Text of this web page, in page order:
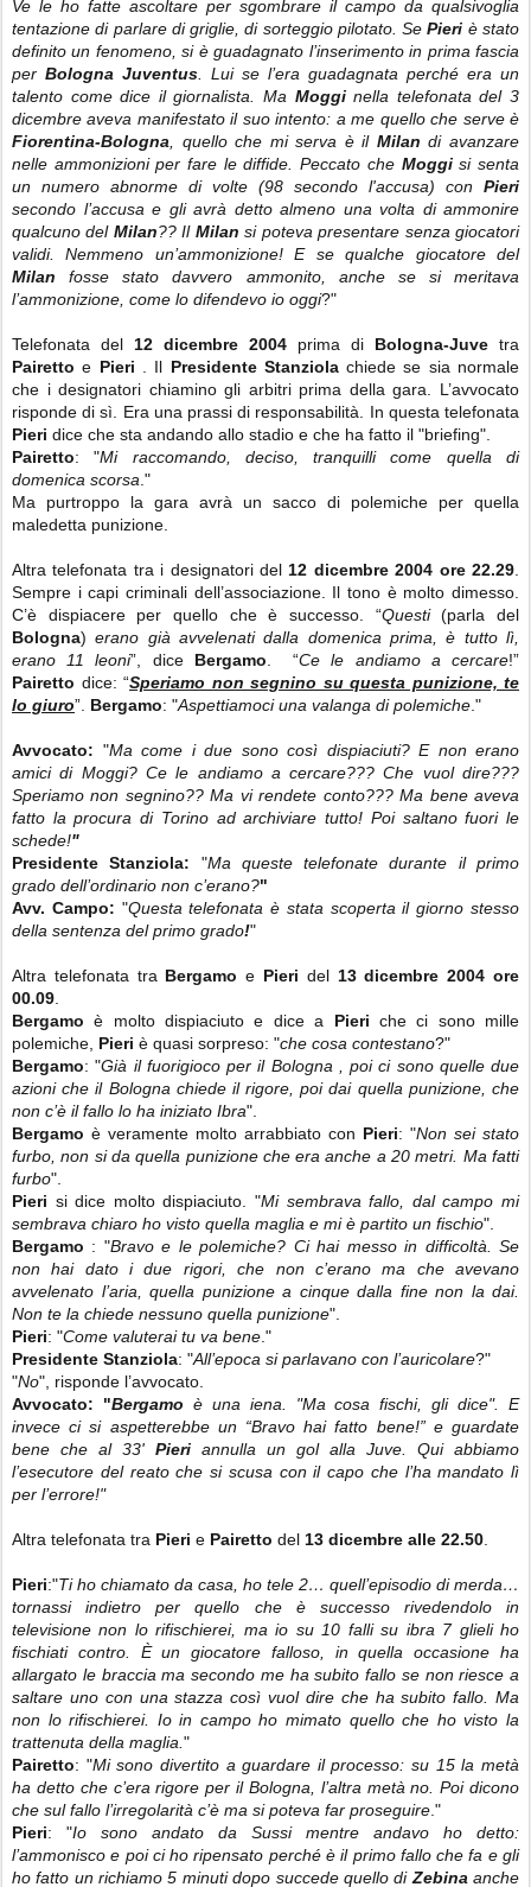
Ve le ho fatte ascoltare per sgombrare il campo da qualsivoglia
tentazione di parlare di griglie, di sorteggio pilotato. SePieri è stato
definito un fenomeno, si è guadagnato l’inserimento in prima fascia
per Bologna Juventus . Lui se l’era guadagnata perché era un
talento come dice il giornalista. Ma Mogginella telefonata del 3
dicembre aveva manifestato il suo intento: a me quello che serve è
Fiorentina-Bologna , quello che mi serva è il Milan di avanzare
nelle ammonizioni per fare le diffide. Peccato che Moggisi senta
un numero abnorme di volte (98 secondo l'accusa) con Pieri
secondo l’accusa e gli avrà detto almeno una volta di ammonire
qualcuno del Milan?? Il Milan si poteva presentare senza giocatori
validi. Nemmeno un’ammonizione! E se qualche giocatore del
Milan fosse stato davvero ammonito, anche se si meritava
l’ammonizione, come lo difendevo io oggi?"
Telefonata del 12 dicembre 2004 prima di Bologna-Juve tra
Pairetto e Pieri . Il Presidente Stanziolachiede se sia normale
che i designatori chiamino gli arbitri prima della gara. L’avvocato
risponde di sì. Era una prassi di responsabilità. In questa telefonata
Pieri dice che sta andando allo stadio e che ha fatto il "briefing".
Pairetto: "Mi raccomando, deciso, tranquilli come quella di
domenica scorsa ."
Ma purtroppo la gara avrà un sacco di polemiche per quella
maledetta punizione.
Altra telefonata tra i designatori del 12 dicembre 2004 ore 22.29
Sempre i capi criminali dell’associazione. Il tono è molto dimesso.
C’è dispiacere per quello che è successo. “Questi(parla del
Bologna)erano già avvelenati dalla domenica prima, è tutto lì,
erano 11 leoni”, dice Bergamo . “Ce le andiamo a cercare!”
Pairetto dice: “Speriamo non segnino su questa punizione, te
lo giuro”. Bergamo: "Aspettiamoci una valanga di polemiche ."
Avvocato: "Ma come i due sono così dispiaciuti? E non erano
amici di Moggi? Ce le andiamo a cercare??? Che vuol dire???
Speriamo non segnino?? Ma vi rendete conto??? Ma bene aveva
fatto la procura di Torino ad archiviare tutto! Poi saltano fuori le
schede!"
Presidente Stanziola: "Ma queste telefonate durante il primo
grado dell’ordinario non c’erano?"
Avv. Campo: "Questa telefonata è stata scoperta il giorno stesso
della sentenza del primo grado!"
Altra telefonata tra Bergamo e Pieri del 13 dicembre 2004 ore
00.09
Bergamo è molto dispiaciuto e dice a Pieri che ci sono mille
polemiche, Pieri è quasi sorpreso: "che cosa contestano?"
Bergamo: "Già il fuorigioco per il Bologna , poi ci sono quelle due
azioni che il Bologna chiede il rigore, poi dai quella punizione, che
non c’è il fallo lo ha iniziato Ibra".
Bergamo è veramente molto arrabbiato con Pieri: "Non sei stato
furbo, non si da quella punizione che era anche a 20 metri. Ma fatti
furbo".
Pieri si dice molto dispiaciuto. "Mi sembrava fallo, dal campo mi
sembrava chiaro ho visto quella maglia e mi è partito un fischio".
Bergamo : "Bravo e le polemiche? Ci hai messo in difficoltà. Se
non hai dato i due rigori, che non c’erano ma che avevano
avvelenato l’aria, quella punizione a cinque dalla fine non la dai.
Non te la chiede nessuno quella punizione".
Pieri: "Come valuterai tu va bene ."
Presidente Stanziola: "All’epoca si parlavano con l’auricolare?"
"No", risponde l’avvocato.
Avvocato: "Bergamo è una iena. "Ma cosa fischi, gli dice". E
invece ci si aspetterebbe un “Bravo hai fatto bene!” e guardate
bene che al 33' Pieri annulla un gol alla Juve. Qui abbiamo
l’esecutore del reato che si scusa con il capo che l’ha mandato lì
per l’errore!"
Altra telefonata tra Pieri e Pairetto del 13 dicembre alle 22.50
Pieri:"Ti ho chiamato da casa, ho tele 2… quell’episodio di merda…
tornassi indietro per quello che è successo rivedendolo in
televisione non lo rifischierei, ma io su 10 falli su ibra 7 glieli ho
fischiati contro. È un giocatore falloso, in quella occasione ha
allargato le braccia ma secondo me ha subito fallo se non riesce a
saltare uno con una stazza così vuol dire che ha subito fallo. Ma
non lo rifischierei. Io in campo ho mimato quello che ho visto la
trattenuta della maglia. "
Pairetto: "Mi sono divertito a guardare il processo: su 15 la metà
ha detto che c’era rigore per il Bologna, l’altra metà no. Poi dicono
che sul fallo l’irregolarità c’è ma si poteva far proseguire ."
Pieri: "Io sono andato da Sussi mentre andavo ho detto:
l’ammonisco e poi ci ho ripensato perché è il primo fallo che fa e gli
ho fatto un richiamo 5 minuti dopo succede quello di Zebina anche